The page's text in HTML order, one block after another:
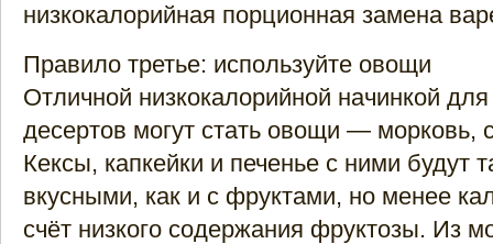
низкокалорийная порционная замена
Правило третье: используйте овощи
Отличной низкокалорийной начинкой
десертов могут стать овощи — морковь,
Кексы, капкейки и печенье с ними будут
вкусными, как и с фруктами, но менее
счёт низкого содержания фруктозы. Из